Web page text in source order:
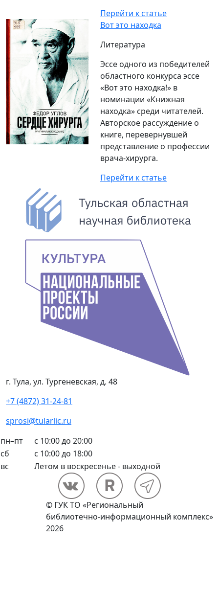
Перейти к статье
Вот это находка
Литература
Эссе одного из победителей
областного конкурса эссе
«Вот это находка!» в
номинации «Книжная
находка» среди читателей.
Авторское рассуждение о
книге, перевернувшей
представление о профессии
врача-хирурга.
Перейти к статье
г. Тула, ул. Тургеневская, д. 48
+7 (4872) 31-24-81
sprosi@tularlic.ru
пн–пт
с 10:00 до 20:00
сб
с 10:00 до 18:00
вс
Летом в воскресенье - выходной
© ГУК ТО «Региональный
библиотечно-информационный комплекс»
2026